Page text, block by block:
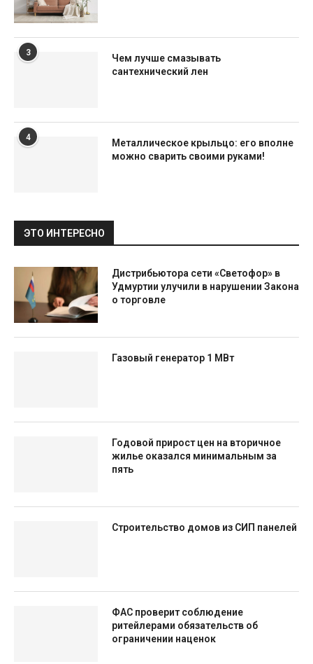
3
Чем лучше смазывать
сантехнический лен
4
Металлическое крыльцо: его вполне
можно сварить своими руками!
ЭТО ИНТЕРЕСНО
Дистрибьютора сети «Светофор» в
Удмуртии улучили в нарушении Закона
о торговле
Газовый генератор 1 МВт
Годовой прирост цен на вторичное
жилье оказался минимальным за
пять
Строительство домов из СИП панелей
ФАС проверит соблюдение
ритейлерами обязательств об
ограничении наценок